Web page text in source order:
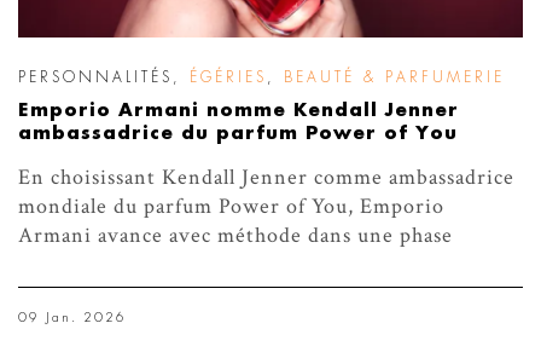
PERSONNALITÉS , ÉGÉRIES , BEAUTÉ & PARFUMERIE
Emporio Armani nomme Kendall Jenner
ambassadrice du parfum Power of You
En choisissant Kendall Jenner comme ambassadrice
mondiale du parfum Power of You, Emporio
Armani avance avec méthode dans une phase
09 Jan. 2026